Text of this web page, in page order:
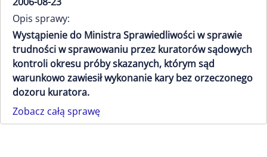
Opis sprawy:
Wystąpienie do Ministra Sprawiedliwości w sprawie
trudności w sprawowaniu przez kuratorów sądowych
kontroli okresu próby skazanych, którym sąd
warunkowo zawiesił wykonanie kary bez orzeczonego
dozoru kuratora.
Zobacz całą sprawę